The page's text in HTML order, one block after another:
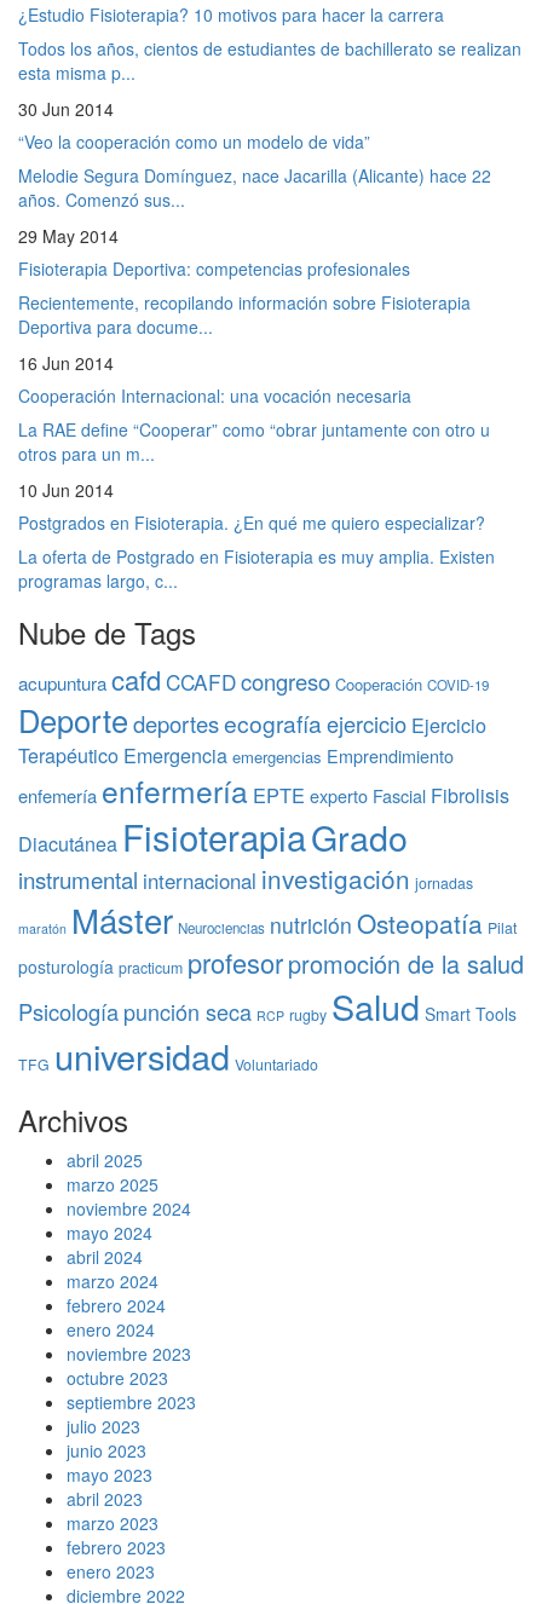
¿Estudio Fisioterapia? 10 motivos para hacer la carrera
Todos los años, cientos de estudiantes de bachillerato se realizan
esta misma p...
30 Jun 2014
“Veo la cooperación como un modelo de vida”
Melodie Segura Domínguez, nace Jacarilla (Alicante) hace 22
años. Comenzó sus...
29 May 2014
Fisioterapia Deportiva: competencias profesionales
Recientemente, recopilando información sobre Fisioterapia
Deportiva para docume...
16 Jun 2014
Cooperación Internacional: una vocación necesaria
La RAE define “Cooperar” como “obrar juntamente con otro u
otros para un m...
10 Jun 2014
Postgrados en Fisioterapia. ¿En qué me quiero especializar?
La oferta de Postgrado en Fisioterapia es muy amplia. Existen
programas largo, c...
Nube de Tags
acupunturacafd CCAFDcongreso Cooperación COVID-19
Deportedeportesecografíaejercicio Ejercicio
Terapéutico Emergencia emergencias Emprendimiento
enfemería enfermería EPTE experto Fascial Fibrolisis
Diacutánea FisioterapiaGrado
instrumental internacional investigación jornadas
maratón Máster Neurociencias nutrición Osteopatía Pilat
posturología practicum profesorpromoción de la salud
Psicologíapunción seca RCP rugby Salud Smart Tools
TFG universidad Voluntariado
Archivos
abril 2025
marzo 2025
noviembre 2024
mayo 2024
abril 2024
marzo 2024
febrero 2024
enero 2024
noviembre 2023
octubre 2023
septiembre 2023
julio 2023
junio 2023
mayo 2023
abril 2023
marzo 2023
febrero 2023
enero 2023
diciembre 2022